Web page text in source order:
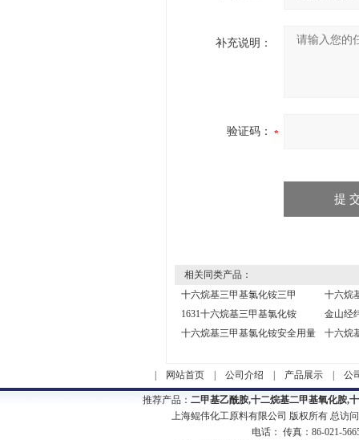
补充说明：
验证码：
相关同类产品：
十六烷基三甲基氯化铵三甲
十六烷
1631十六烷基三甲基氯化铵
金山经
十六烷基三甲基氯化铵安全用量
十六烷
网站首页 公司介绍 产品展示 公
推荐产品： 二甲基乙酰胺,十二烷基二甲基氧化胺,
上海鲲伟化工原料有限公司 版权所有 总访
电话： 传真：86-021-